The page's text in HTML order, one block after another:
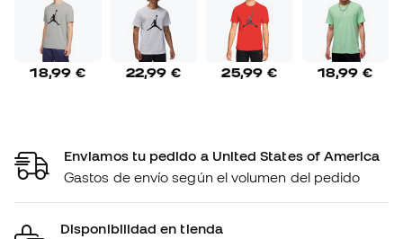
18,99 € 22,99 € 25,99 € 18,99 €
Enviamos tu pedido a United States of America
Gastos de envío según el volumen del pedido
Disponibilidad en tienda